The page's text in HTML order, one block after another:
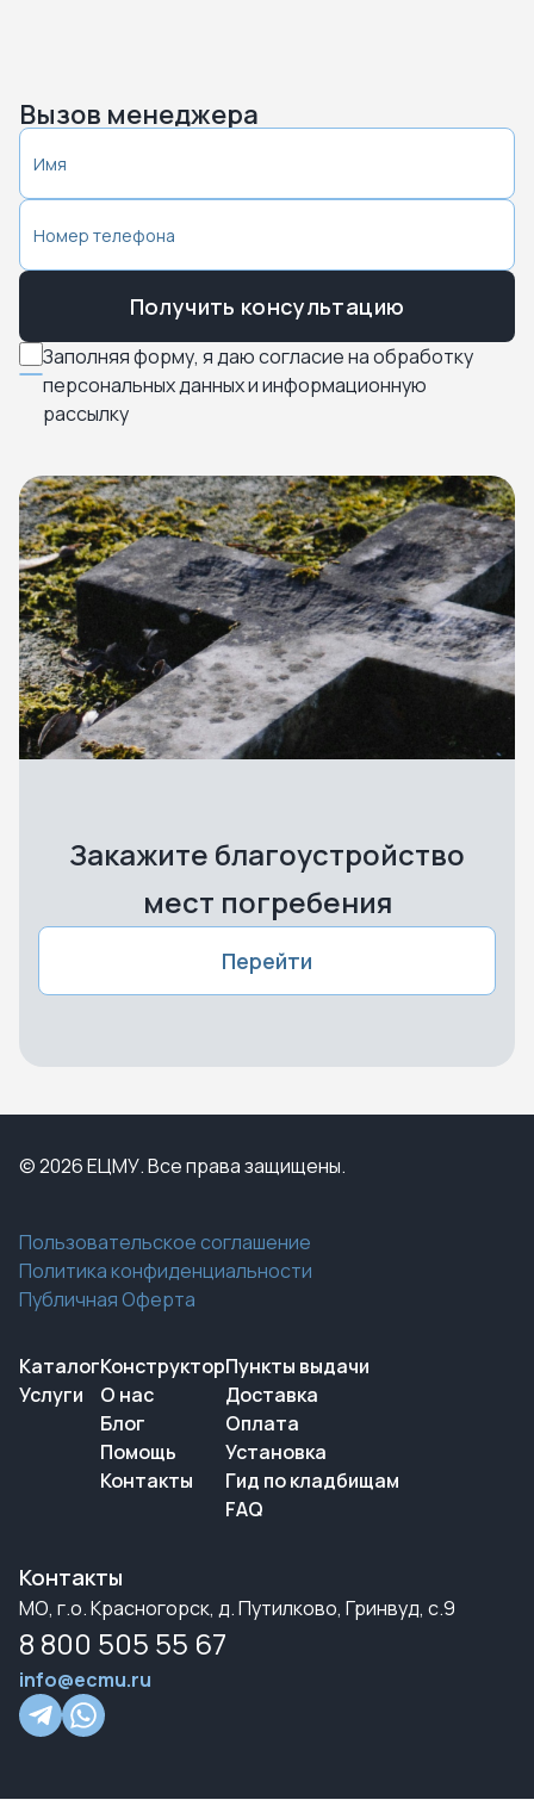
Вызов менеджера
Заполняя форму, я даю согласие на обработку
персональных данных и информационную
рассылку
Получить консультацию
Закажите благоустройство
мест погребения
Перейти
© 2026 ЕЦМУ. Все права защищены.
Пользовательское соглашение
Политика конфиденциальности
Публичная Оферта
Каталог
Услуги
Конструктор
О нас
Блог
Помощь
Контакты
Пункты выдачи
Доставка
Оплата
Установка
Гид по кладбищам
FAQ
Контакты
МО, г.о. Красногорск, д. Путилково, Гринвуд, с.9
8 800 505 55 67
info@ecmu.ru